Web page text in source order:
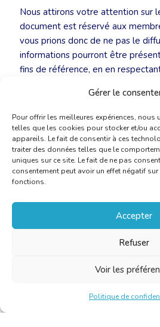
Gérer le
Pour offrir les meilleures expériences,
telles que les cookies pour stocker et/ou
appareils. Le fait de consentir à ces
traiter des données telles que le
uniques sur ce site. Le fait de ne pas
consentement peut avoir un effet négatif
fonctions.
Accepter
Refuser
Voir les
Politique de
Nous attirons votre attention sur
document est réservé aux
vous prions donc de ne pas le
informations pourront être
fins de référence, en en